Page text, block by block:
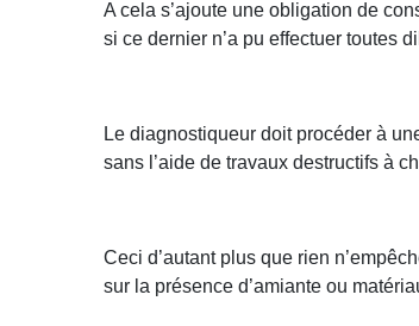
A cela s’ajoute une obligation de
si ce dernier n’a pu effectuer toutes
Le diagnostiqueur doit procéder à
sans l’aide de travaux destructifs à
Ceci d’autant plus que rien
sur la présence d’amiante ou